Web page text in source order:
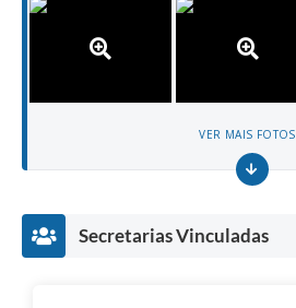
VER MAIS FOTOS
Secretarias Vinculadas